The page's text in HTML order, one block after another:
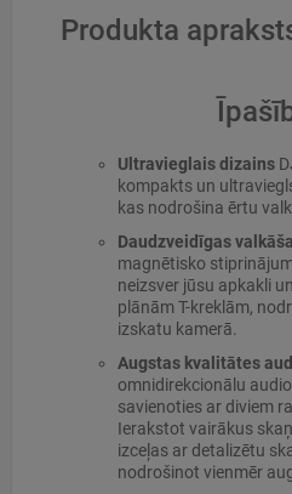
Produkta
Ultravieglais dizains
kompakts un
kas nodrošina ērtu
Daudzveidīgas
magnētisko
neizsver jūsu apkakli
plānām T-kreklām,
izskatu kamerā.
Augstas kvalitātes
omnidirekcionālu
savienoties ar diviem
Ierakstot vairākus
izceļas ar detalizētu
nodrošinot vienmēr